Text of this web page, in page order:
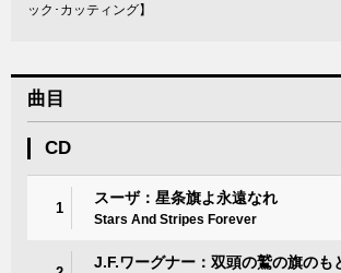
ック･カッティング】
曲目
CD
1
スーザ：星条旗よ永遠なれ
Stars And Stripes Forever
J.F.ワーグナー：双頭の鷲の旗のも